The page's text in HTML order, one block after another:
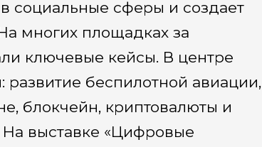
социальные сферы и создает
многих площадках за
ключевые кейсы. В центре
беспилотной авиации,
блокчейн, криптовалюты и
выставке «Цифровые